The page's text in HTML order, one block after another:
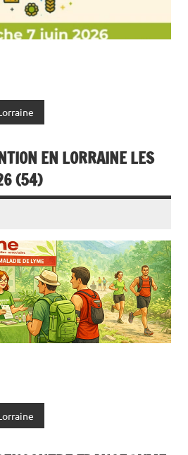
EN LORRAINE LES
(54)